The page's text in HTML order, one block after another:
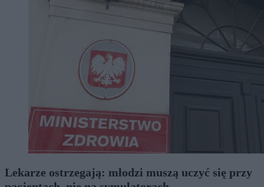
Lekarze ostrzegają: młodzi muszą uczyć się przy